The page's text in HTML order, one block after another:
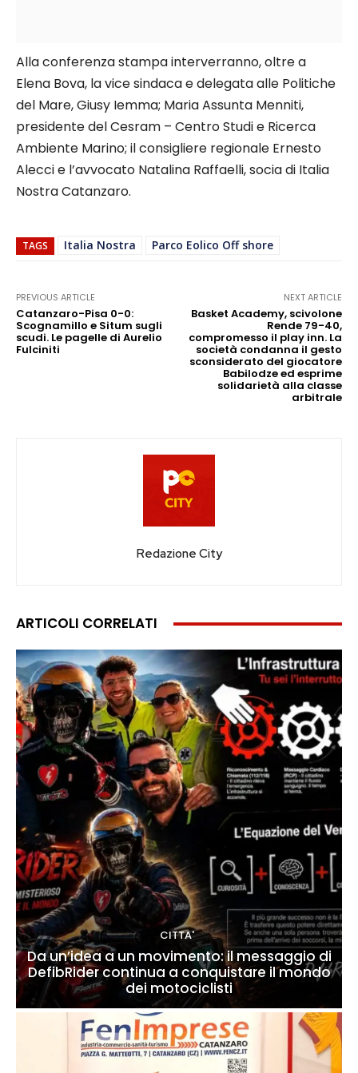
Alla conferenza stampa interverranno, oltre a
Elena Bova, la vice sindaca e delegata alle Politiche
del Mare, Giusy Iemma; Maria Assunta Menniti,
presidente del Cesram – Centro Studi e Ricerca
Ambiente Marino; il consigliere regionale Ernesto
Alecci e l’avvocato Natalina Raffaelli, socia di Italia
Nostra Catanzaro.
TAGS Italia Nostra Parco Eolico Off shore
PREVIOUS ARTICLE
Catanzaro-Pisa 0-0:
Scognamillo e Situm sugli
scudi. Le pagelle di Aurelio
Fulciniti
NEXT ARTICLE
Basket Academy, scivolone
Rende 79-40,
compromesso il play inn. La
società condanna il gesto
sconsiderato del giocatore
Babilodze ed esprime
solidarietà alla classe
arbitrale
Redazione City
ARTICOLI CORRELATI
CITTA'
Da un’idea a un movimento: il messaggio di
DefibRider continua a conquistare il mondo
dei motociclisti